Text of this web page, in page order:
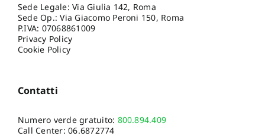
Sede Legale: Via Giulia 142, Roma
Sede Op.: Via Giacomo Peroni 150, Roma
P.IVA: 07068861009
Privacy Policy
Cookie Policy
Contatti
Numero verde gratuito: 800.894.409
Call Center:06.6872774